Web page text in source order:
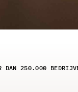
DAN 250.000